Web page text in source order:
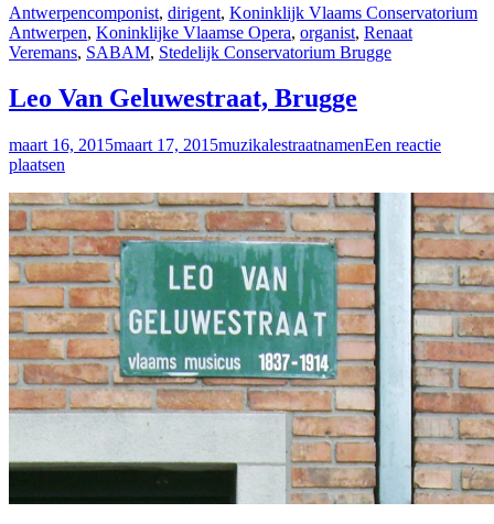
Antwerpencomponist, dirigent, Koninklijk Vlaams Conservatorium
Antwerpen, Koninklijke Vlaamse Opera, organist, Renaat
Veremans, SABAM, Stedelijk Conservatorium Brugge
Leo Van Geluwestraat, Brugge
maart 16, 2015maart 17, 2015muzikalestraatnamenEen reactie
plaatsen